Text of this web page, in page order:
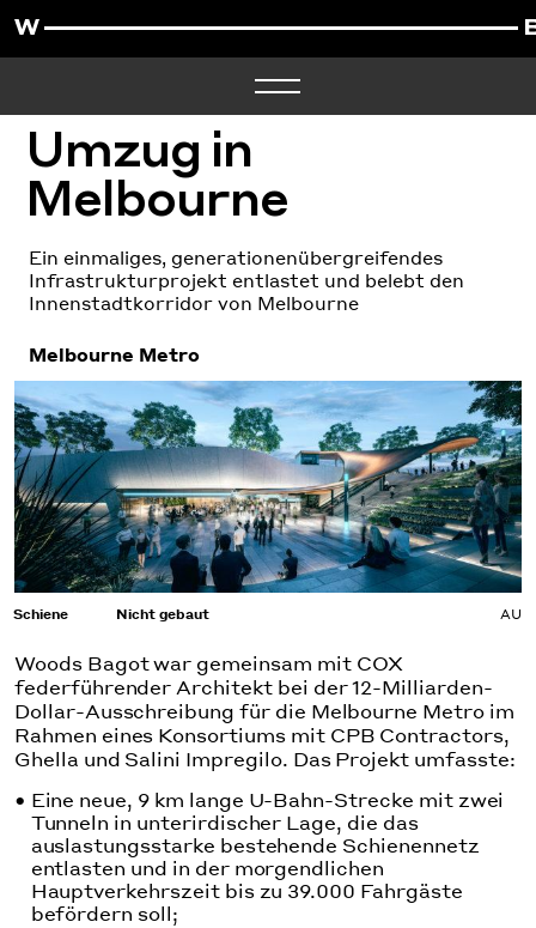
Umzug in
Melbourne
Ein einmaliges, generationenübergreifendes
Infrastrukturprojekt entlastet und belebt den
Innenstadtkorridor von Melbourne
Melbourne Metro
Schiene Nicht gebaut AU
Woods Bagot war gemeinsam mit COX
federführender Architekt bei der 12-Milliarden-
Dollar-Ausschreibung für die Melbourne Metro im
Rahmen eines Konsortiums mit CPB Contractors,
Ghella und Salini Impregilo. Das Projekt umfasste:
Eine neue, 9 km lange U-Bahn-Strecke mit zwei
Tunneln in unterirdischer Lage, die das
auslastungsstarke bestehende Schienennetz
entlasten und in der morgendlichen
Hauptverkehrszeit bis zu 39.000 Fahrgäste
befördern soll;